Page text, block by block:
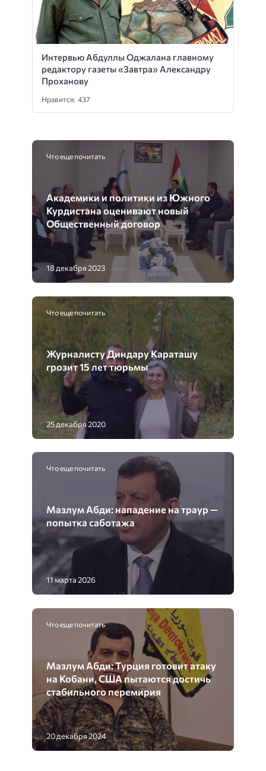
Интервью Абдуллы Оджалана главному
редактору газеты «Завтра» Александру
Проханову
Нравится: 437
Что еще почитать
Академики и политики из Южного
Курдистана оценивают новый
Общественный договор
18 декабря 2023
Что еще почитать
Журналисту Диндару Караташу
грозит 15 лет тюрьмы
25 декабря 2020
Что еще почитать
Мазлум Абди: нападение на траур —
попытка саботажа
11 марта 2026
Что еще почитать
Мазлум Абди: Турция готовит атаку
на Кобани, США пытаются достичь
стабильного перемирия
20 декабря 2024